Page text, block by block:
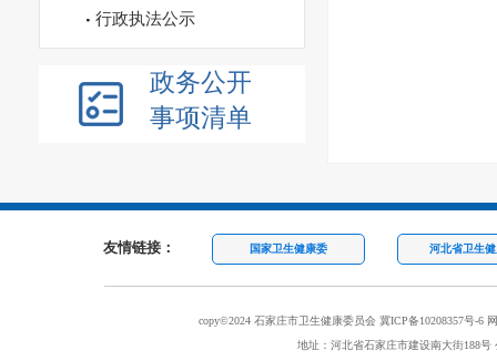
行政执法公示
政务公开
事项清单